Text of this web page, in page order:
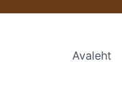
Avaleht